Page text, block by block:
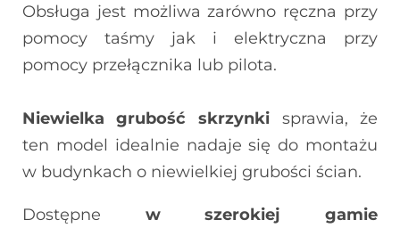
Obsługa jest możliwa zarówno ręczna przy
pomocy taśmy jak i elektryczna przy
pomocy przełącznika lub pilota.
Niewielka grubość skrzynki sprawia, że
ten model idealnie nadaje się do montażu
w budynkach o niewielkiej grubości ścian.
Dostępne w szerokiej gamie